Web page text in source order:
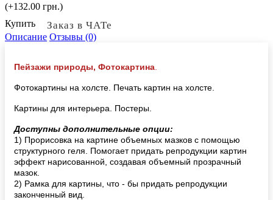
(+132.00 грн.)
Купить
Заказ в ЧАТе
Описание Отзывы (0)
Пейзажи природы, Фотокартина
Фотокартины на холсте. Печать картин на холсте.
Картины для интерьера. Постеры.
Доступны дополнительные опции:
1) Прорисовка на картине объемных мазков с помощью
структурного геля. Помогает придать репродукции картин
эффект нарисованной, создавая объемный прозрачный
мазок.
2) Рамка для картины, что - бы придать репродукции
законченный вид.